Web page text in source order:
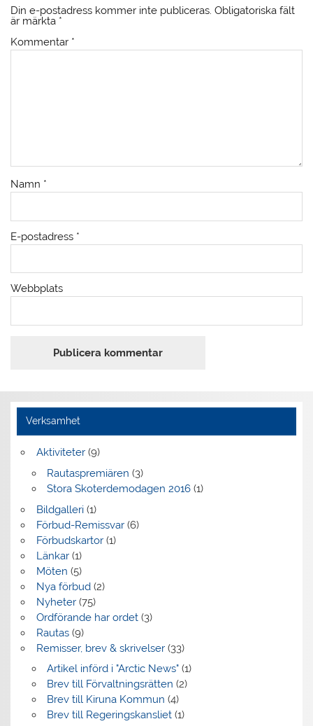
Din e-postadress kommer inte publiceras. Obligatoriska fält
är märkta *
Kommentar *
Namn *
E-postadress *
Webbplats
Verksamhet
Aktiviteter(9)
Rautaspremiären (3)
Stora Skoterdemodagen 2016(1)
Bildgalleri(1)
Förbud-Remissvar(6)
Förbudskartor(1)
Länkar(1)
Möten (5)
Nya förbud(2)
Nyheter(75)
Ordförande har ordet(3)
Rautas(9)
Remisser, brev & skrivelser(33)
Artikel införd i "Arctic News"(1)
Brev till Förvaltningsrätten (2)
Brev till Kiruna Kommun (4)
Brev till Regeringskansliet(1)